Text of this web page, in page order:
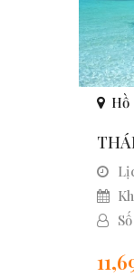
Hồ